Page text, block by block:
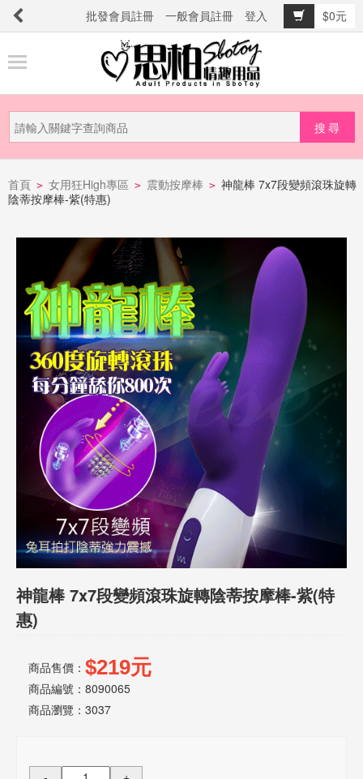
批發會員註冊 一般會員註冊 登入
$0元
品
新
品
上
詐
騙
話
或
簡
訊
說
明
首頁 > 女用狂High專區 > 震動按摩棒 > 神龍棒 7x7段變頻滾珠旋轉
陰蒂按摩棒-紫(特惠)
神龍棒 7x7段變頻滾珠旋轉陰蒂按摩棒-紫(特
惠)
商品售價： $219元
商品編號：8090065
商品瀏覽： 3037